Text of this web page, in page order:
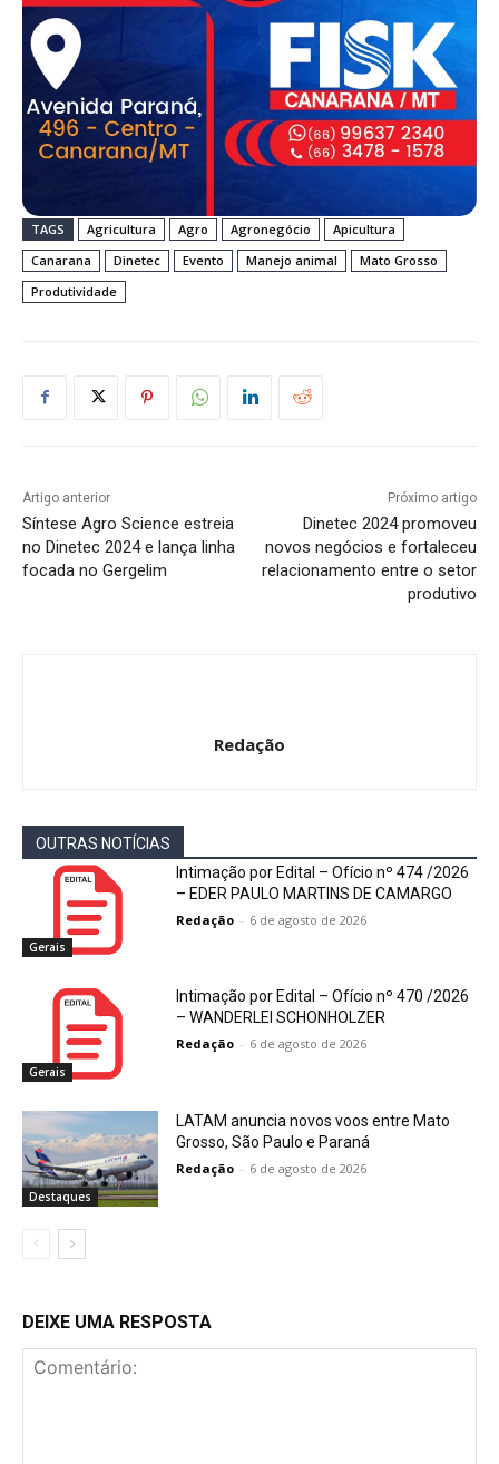
TAGS Agricultura Agro Agronegócio
Apicultura
Canarana
Dinetec Evento Manejo animal
Mato Grosso
Produtividade
Artigo anterior
Síntese Agro Science estreia
no Dinetec 2024 e lança linha
focada no Gergelim
Próximo artigo
Dinetec 2024 promoveu
novos negócios e fortaleceu
relacionamento entre o setor
produtivo
Redação
OUTRAS NOTÍCIAS
Gerais
Intimação por Edital – Ofício nº 474 /2026
– EDER PAULO MARTINS DE CAMARGO
Redação - 6 de agosto de 2026
Gerais
Intimação por Edital – Ofício nº 470 /2026
– WANDERLEI SCHONHOLZER
Redação - 6 de agosto de 2026
Destaques
LATAM anuncia novos voos entre Mato
Grosso, São Paulo e Paraná
Redação - 6 de agosto de 2026
DEIXE UMA RESPOSTA